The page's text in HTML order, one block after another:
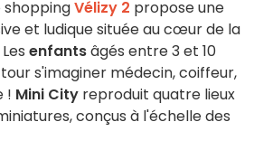
shoppingVélizy 2 propose une
et ludique située au cœur de la
enfantsâgés entre 3 et 10
s'imaginer médecin, coiffeur,
! Mini City reproduit quatre lieux
conçus à l'échelle des